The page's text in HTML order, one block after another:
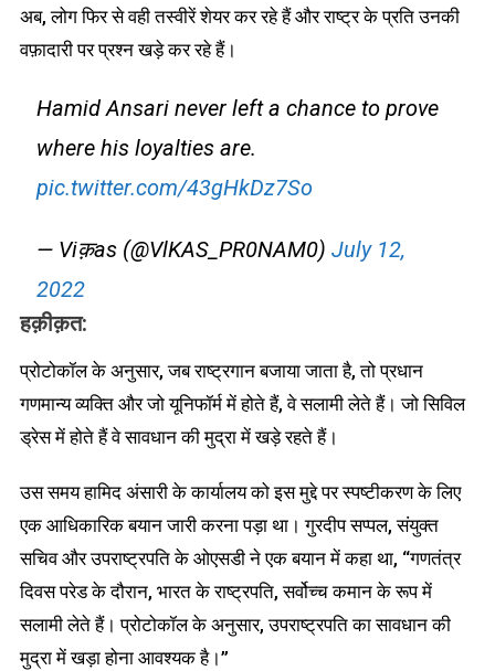
अब, लोग फिर से वही तस्वीरें शेयर कर रहे हैं और राष्ट्र के प्रति उनकी
वफ़ादारी पर प्रश्न खड़े कर रहे हैं।
Hamid Ansari never left a chance to prove
where his loyalties are.
pic.twitter.com/43gHkDz7So
— Viक़as (@VlKAS_PR0NAM0) July 12,
2022
हक़ीक़त:
प्रोटोकॉल के अनुसार, जब राष्ट्रगान बजाया जाता है, तो प्रधान
गणमान्य व्यक्ति और जो यूनिफॉर्म में होते हैं, वे सलामी लेते हैं। जो सिविल
ड्रेस में होते हैं वे सावधान की मुद्रा में खड़े रहते हैं।
उस समय हामिद अंसारी के कार्यालय को इस मुद्दे पर स्पष्टीकरण के लिए
एक आधिकारिक बयान जारी करना पड़ा था। गुरदीप सप्पल, संयुक्त
सचिव और उपराष्ट्रपति के ओएसडी ने एक बयान में कहा था, “गणतंत्र
दिवस परेड के दौरान, भारत के राष्ट्रपति, सर्वोच्च कमान के रूप में
सलामी लेते हैं। प्रोटोकॉल के अनुसार, उपराष्ट्रपति का सावधान की
मुद्रा में खड़ा होना आवश्यक है।”